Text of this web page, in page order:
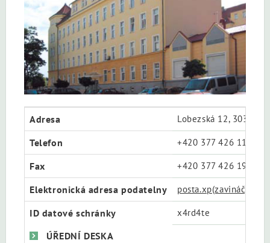
Adresa Lobezská 12, 303 81
Telefon +420 377 426 111
Fax +420 377 426 199
Elektronická adresa podatelny
ID datové schránky x4rd4te
ÚŘEDNÍ DESKA